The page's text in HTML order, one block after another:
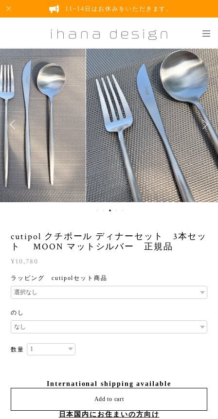
11~14日はお休みをいただきます。
cutipol クチポール ディナーセット 3本セッ
ト MOON マットシルバー 正規品
¥10,780
ラッピング cutipolセット商品
のし
数量
International shipping available
Add to cart
日本国内にお住まいの方向け